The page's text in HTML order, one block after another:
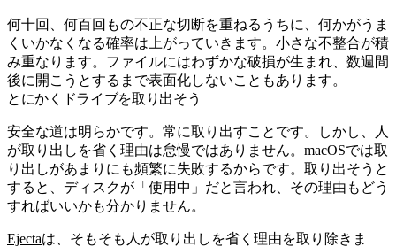
何十回、何百回もの不正な切断を重ねるうちに、何かがうま
くいかなくなる確率は上がっていきます。小さな不整合が積
み重なります。ファイルにはわずかな破損が生まれ、数週間
後に開こうとするまで表面化しないこともあります。
とにかくドライブを取り出そう
安全な道は明らかです。常に取り出すことです。しかし、人
が取り出しを省く理由は怠慢ではありません。macOSでは取
り出しがあまりにも頻繁に失敗するからです。取り出そうと
すると、ディスクが「使用中」だと言われ、その理由もどう
すればいいかも分かりません。
Ejectaは、そもそも人が取り出しを省く理由を取り除きま